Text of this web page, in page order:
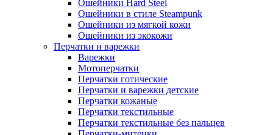
Ошейники Hard Steel
Ошейники в стиле Steampunk
Ошейники из мягкой кожи
Ошейники из экокожи
Перчатки и варежки
Варежки
Мотоперчатки
Перчатки готические
Перчатки и варежки детские
Перчатки кожаные
Перчатки текстильные
Перчатки текстильные без пальцев